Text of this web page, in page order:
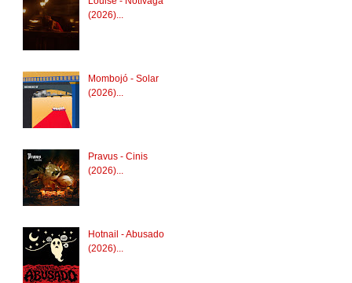
(2026)...
Mombojó - Solar
(2026)...
Pravus - Cinis
(2026)...
Hotnail - Abusado
(2026)...